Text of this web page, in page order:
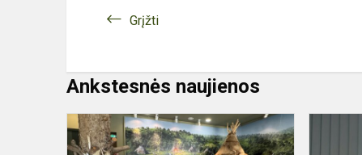
Grįžti
Ankstesnės naujienos
MAŽŲJŲ
KELIAUTOJŲ